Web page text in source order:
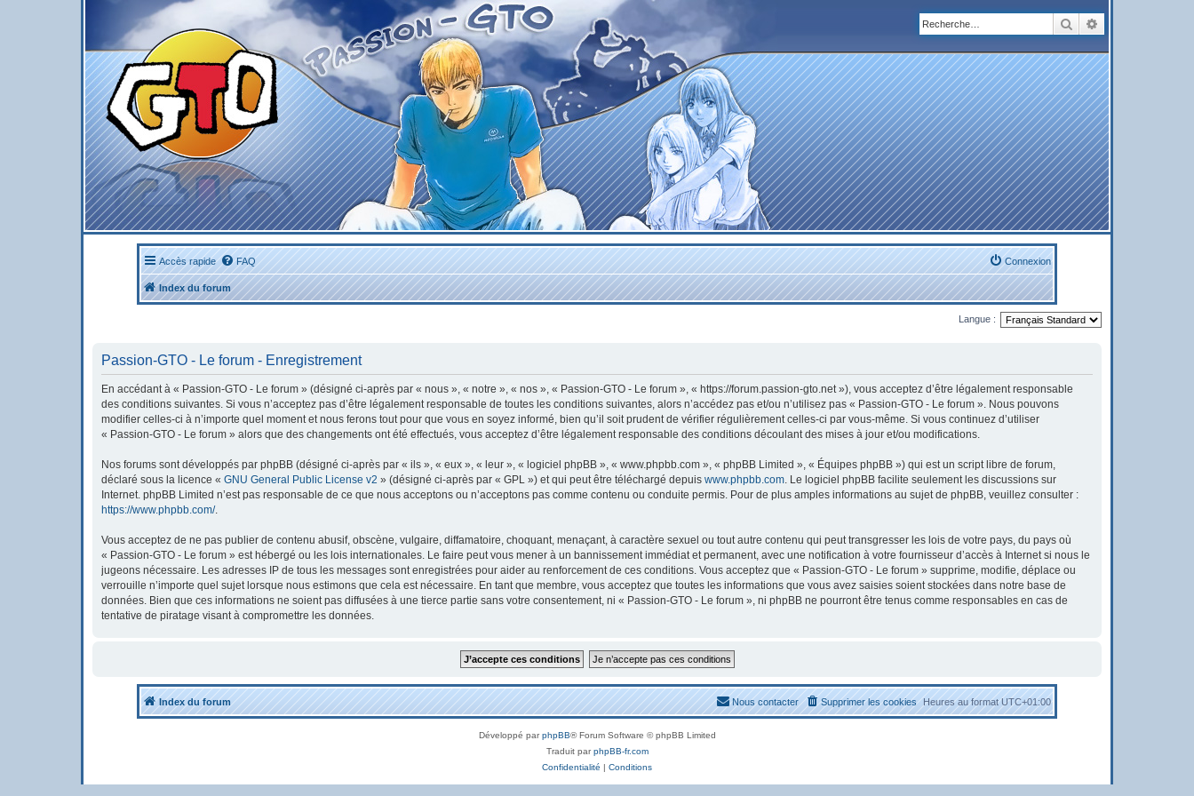
Rechercher
Accès rapide FAQ Connexion
Index du forum
Langue :
Passion-GTO - Le forum - Enregistrement
En accédant à « Passion-GTO - Le forum » (désigné ci-après par « nous », « notre », « nos », « Passion-GTO - Le forum », « https://forum.passion-gto.net »), vous acceptez d’être légalement responsable
des conditions suivantes. Si vous n’acceptez pas d’être légalement responsable de toutes les conditions suivantes, alors n’accédez pas et/ou n’utilisez pas « Passion-GTO - Le forum ». Nous pouvons
modifier celles-ci à n’importe quel moment et nous ferons tout pour que vous en soyez informé, bien qu’il soit prudent de vérifier régulièrement celles-ci par vous-même. Si vous continuez d’utiliser
« Passion-GTO - Le forum » alors que des changements ont été effectués, vous acceptez d’être légalement responsable des conditions découlant des mises à jour et/ou modifications.
Nos forums sont développés par phpBB (désigné ci-après par « ils », « eux », « leur », « logiciel phpBB », « www.phpbb.com », « phpBB Limited », « Équipes phpBB ») qui est un script libre de forum,
déclaré sous la licence « GNU General Public License v2 » (désigné ci-après par « GPL ») et qui peut être téléchargé depuis www.phpbb.com . Le logiciel phpBB facilite seulement les discussions sur
Internet. phpBB Limited n’est pas responsable de ce que nous acceptons ou n’acceptons pas comme contenu ou conduite permis. Pour de plus amples informations au sujet de phpBB, veuillez consulter :
https://www.phpbb.com/.
Vous acceptez de ne pas publier de contenu abusif, obscène, vulgaire, diffamatoire, choquant, menaçant, à caractère sexuel ou tout autre contenu qui peut transgresser les lois de votre pays, du pays où
« Passion-GTO - Le forum » est hébergé ou les lois internationales. Le faire peut vous mener à un bannissement immédiat et permanent, avec une notification à votre fournisseur d’accès à Internet si nous le
jugeons nécessaire. Les adresses IP de tous les messages sont enregistrées pour aider au renforcement de ces conditions. Vous acceptez que « Passion-GTO - Le forum » supprime, modifie, déplace ou
verrouille n’importe quel sujet lorsque nous estimons que cela est nécessaire. En tant que membre, vous acceptez que toutes les informations que vous avez saisies soient stockées dans notre base de
données. Bien que ces informations ne soient pas diffusées à une tierce partie sans votre consentement, ni « Passion-GTO - Le forum », ni phpBB ne pourront être tenus comme responsables en cas de
tentative de piratage visant à compromettre les données.
Index du forum Heures au formatUTC+01:00
Supprimer les cookies
Nous contacter
Développé parphpBB® Forum Software © phpBB Limited
Traduit parphpBB-fr.com
Confidentialité | Conditions